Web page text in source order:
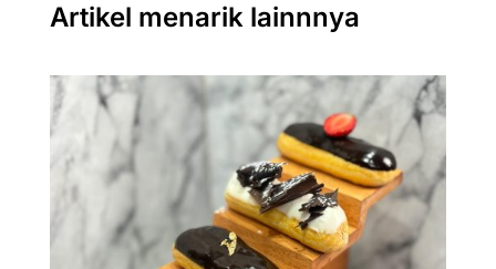
Artikel menarik lainnnya